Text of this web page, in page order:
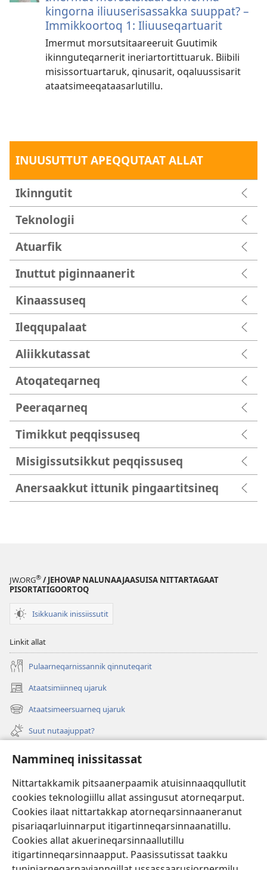
Nammineq inissitassat
Nittartakkamik pitsaanerpaamik atuisinnaaqqullutit
cookies teknologiillu allat assingusut atorneqarput.
Cookies ilaat nittartakkap atorneqarsinnaaneranut
pisariaqarluinnarput itigartinneqarsinnaanatillu.
Cookies allat akuerineqarsinnaallutillu
itigartinneqarsinnaapput. Paasissutissat taakku
kingorna iliuuserisassakka suuppat? –
Immikkoortoq 1: Iliuuseqartuarit
Imermut morsutsitaareeruit Guutimik
ikinnguteqarnerit ineriartortittuaruk. Biibili
misissortuartaruk, qinusarit, oqaluussisarit
ataatsimeeqataasarlutillu.
INUUSUTTUT APEQQUTAAT ALLAT
Ikinngutit
Teknologii
Atuarfik
Inuttut piginnaanerit
Kinaassuseq
Ileqqupalaat
Aliikkutassat
Atoqateqarneq
Peeraqarneq
Timikkut peqqissuseq
Misigissutsikkut peqqissuseq
Anersaakkut ittunik pingaartitsineq
JW.ORG® / JEHOVAP NALUNAAJAASUISA NITTARTAGAAT
PISORTATIGOORTOQ
Isikkuanik inissiissutit
Linkit allat
Pulaarneqarnissannik qinnuteqarit
Ataatsimiinneq ujaruk
(opens
new
window)
Ataatsimeersuarneq ujaruk
(opens
new
window)
Suut nutaajuppat?
Isiginnaagassiat
Tunissuteqarneq
(opens
new
window)INTERNETIKKUT ATUAGAATEQARFIK Watchtower™
(opens
new
window)JW Hub ®